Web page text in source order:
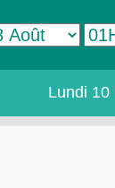
Lundi 10